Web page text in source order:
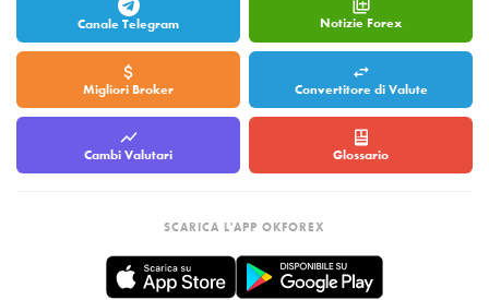
Canale Telegram Notizie Forex
Migliori Broker Convertitore di Valute
Cambi Valutari Glossario
SCARICA L'APP OKFOREX